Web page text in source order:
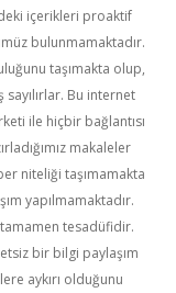
içerikleri proaktif
bulunmamaktadır.
taşımakta olup,
Bu internet
ile hiçbir bağlantısı
makaleler
niteliği taşımamakta
yapılmamaktadır.
tesadüfidir.
bir bilgi paylaşım
aykırı olduğunu